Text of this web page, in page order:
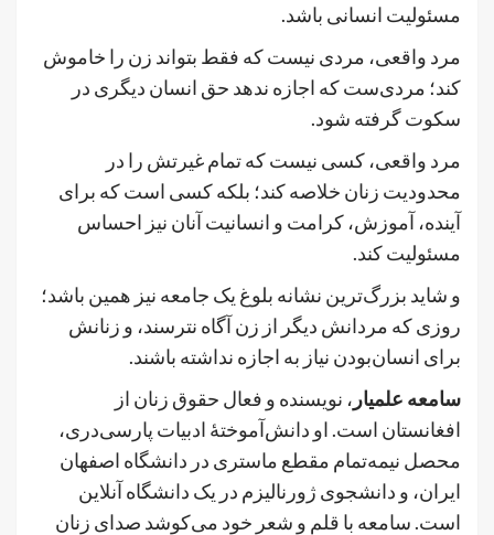
مسئولیت انسانی باشد.
مرد واقعی، مردی نیست که فقط بتواند زن را خاموش
کند؛ مردی‌ست که اجازه ندهد حق انسان دیگری در
سکوت گرفته شود.
مرد واقعی، کسی نیست که تمام غیرتش را در
محدودیت زنان خلاصه کند؛ بلکه کسی است که برای
آینده، آموزش، کرامت و انسانیت آنان نیز احساس
مسئولیت کند.
و شاید بزرگ‌ترین نشانه بلوغ یک جامعه نیز همین باشد؛
روزی که مردانش دیگر از زن آگاه نترسند، و زنانش
برای انسان‌بودن نیاز به اجازه نداشته باشند.
سامعه علمیار ، نویسنده و فعال حقوق زنان از
افغانستان است. او دانش‌آموختهٔ ادبیات پارسی‌دری،
محصل نیمه‌تمام مقطع ماستری در دانشگاه اصفهان
ایران، و دانشجوی ژورنالیزم در یک دانشگاه آنلاین
است. سامعه با قلم و شعر خود می‌کوشد صدای زنان